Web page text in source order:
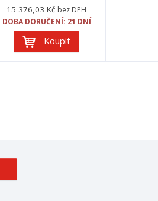
15 376,03 Kč bez DPH
DOBA DORUČENÍ: 21 DNÍ
Koupit